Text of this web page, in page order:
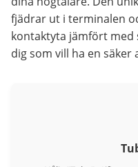
fjädrar ut i terminalen
kontaktyta jämfört
dig som vill ha en